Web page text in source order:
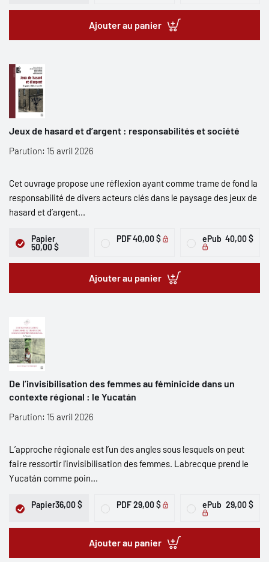
Ajouter au panier
Jeux de hasard et d’argent : responsabilités et société
Parution: 15 avril 2026
Cet ouvrage propose une réflexion ayant comme trame de fond la
responsabilité de divers acteurs clés dans le paysage des jeux de
hasard et d’argent...
Papier
50,00 $
PDF40,00 $ ePub 40,00 $
Ajouter au panier
De l’invisibilisation des femmes au féminicide dans un
contexte régional : le Yucatán
Parution: 15 avril 2026
L’approche régionale est l’un des angles sous lesquels on peut
faire ressortir l’invisibilisation des femmes. Labrecque prend le
Yucatán comme poin...
Papier36,00 $ PDF29,00 $ ePub 29,00 $
Ajouter au panier